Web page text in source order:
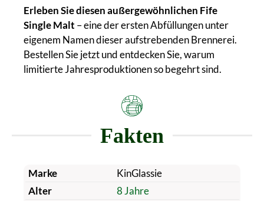
Erleben Sie diesen außergewöhnlichen Fife
Single Malt – eine der ersten Abfüllungen unter
eigenem Namen dieser aufstrebenden Brennerei.
Bestellen Sie jetzt und entdecken Sie, warum
limitierte Jahresproduktionen so begehrt sind.
Fakten
Marke
KinGlassie
Alter
8 Jahre